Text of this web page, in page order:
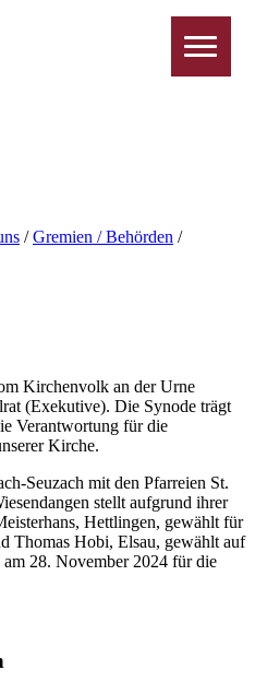
/ Gremien / Behörden /
Kirchenvolk an der Urne
(Exekutive). Die Synode trägt
Verantwortung für die
Kirche.
Seuzach mit den Pfarreien St.
stellt aufgrund ihrer
Hettlingen, gewählt für
Thomas Hobi, Elsau, gewählt auf
28. November 2024 für die